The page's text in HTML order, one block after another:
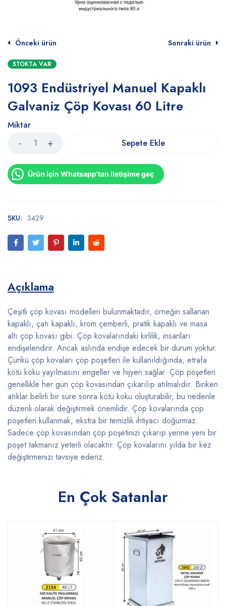
Önceki ürün Sonraki ürün
STOKTA VAR
1093 Endüstriyel Manuel Kapaklı
Galvaniz Çöp Kovası 60 Litre
Miktar
Sepete Ekle
Ürün için Whatsapp'tan iletişime geç
SKU: 3429
Açıklama
Çeşitli çöp kovası modelleri bulunmaktadır, örneğin sallanan
kapaklı, çatı kapaklı, krom çemberli, pratik kapaklı ve masa
altı çöp kovası gibi. Çöp kovalarındaki kirlilik, insanları
endişelendirir. Ancak aslında endişe edecek bir durum yoktur.
Çünkü çöp kovaları çöp poşetleri ile kullanıldığında, etrafa
kötü koku yayılmasını engeller ve hijyen sağlar. Çöp poşetleri
genellikle her gün çöp kovasından çıkarılıp atılmalıdır. Biriken
atıklar belirli bir süre sonra kötü koku oluşturabilir, bu nedenle
düzenli olarak değiştirmek önemlidir. Çöp kovalarında çöp
poşetleri kullanmak, ekstra bir temizlik ihtiyacı doğurmaz.
Sadece çöp kovasından çöp poşetinizi çıkarıp yerine yeni bir
poşet takmanız yeterli olacaktır. Çöp kovalarını yılda bir kez
değiştirmenizi tavsiye ederiz.
En Çok Satanlar